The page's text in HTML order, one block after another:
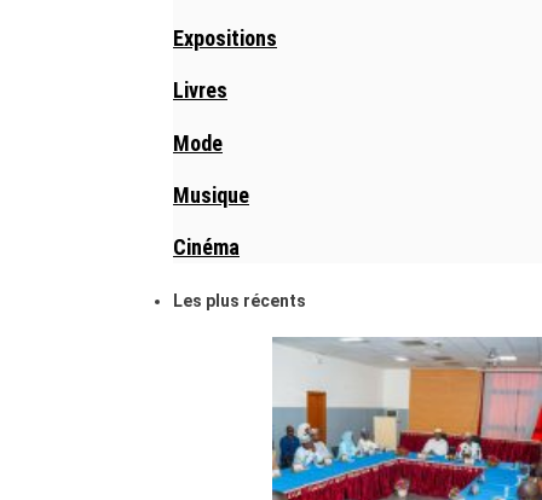
Expositions
Livres
Mode
Musique
Cinéma
Les plus récents